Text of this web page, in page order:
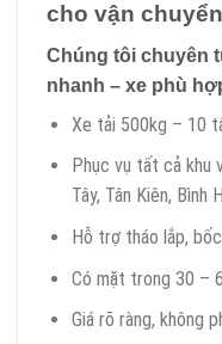
cho vận
Chúng tôi chuyên
nhanh – xe phù
Xe tải 500kg – 10
Phục vụ tất cả khu
Tây, Tân Kiên, Bình
Hỗ trợ tháo lắp,
Có mặt trong 30 –
Giá rõ ràng, không